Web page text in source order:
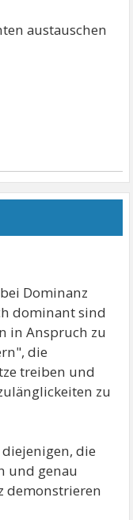
austauschen
Dominanz
dominant sind
in Anspruch zu
die
treiben und
zu
die
und genau
demonstrieren